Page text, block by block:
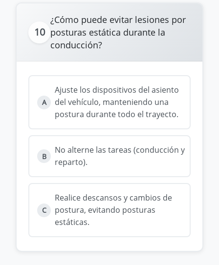
10
¿Cómo puede evitar lesiones por
posturas estática durante la
conducción?
A
Ajuste los dispositivos del asiento
del vehículo, manteniendo una
postura durante todo el trayecto.
B
No alterne las tareas (conducción y
reparto).
C
Realice descansos y cambios de
postura, evitando posturas
estáticas.